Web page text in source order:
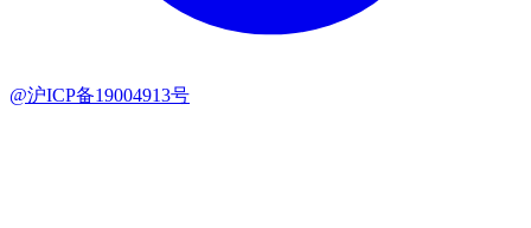
@沪ICP备19004913号